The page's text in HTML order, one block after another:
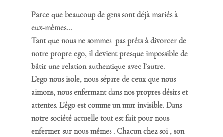
Parce que beaucoup de gens sont déjà mariés à
eux-mêmes...
Tant que nous ne sommes  pas prêts à divorcer de
notre propre ego, il devient presque impossible de
bâtir une relation authentique avec l’autre.
L’ego nous isole, nous sépare de ceux que nous
aimons, nous enfermant dans nos propres désirs et
attentes. L'égo est comme un mur invisible. Dans
notre société actuelle tout est fait pour nous
enfermer sur nous mêmes . Chacun chez soi , son